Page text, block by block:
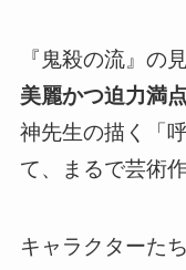
『鬼殺の流』の
美麗かつ迫力満
神先生の描く「
て、まるで芸術
キャラクターた